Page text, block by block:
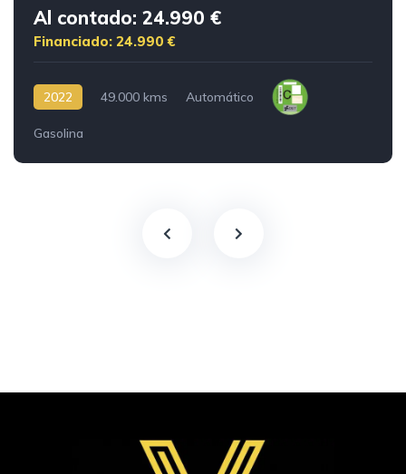
Al contado: 24.990 €
Financiado: 24.990 €
2022 49.000 kms Automático
Gasolina